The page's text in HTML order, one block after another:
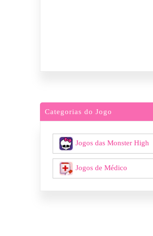
Categorias do Jogo
Jogos das Monster High
Jogos de Médico